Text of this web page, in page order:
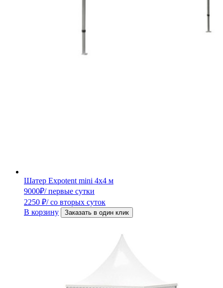
Шатер Expotent mini 4х4 м
9000₽/ первые сутки
2250 ₽/ со вторых суток
В корзину
Заказать в один клик